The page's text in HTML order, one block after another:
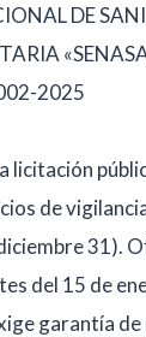
DE
2025
licitación
de
31).
del 15 de
garantía